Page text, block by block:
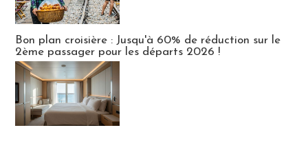
Bon plan croisière : Jusqu'à 60% de réduction sur le
2ème passager pour les départs 2026 !